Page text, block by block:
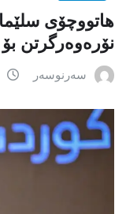
هاتووچۆی
نۆرەوەرگرتن
سەرنوسەر